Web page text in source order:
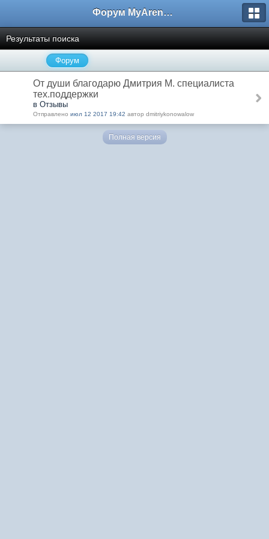
Форум MyArena.ru
Результаты поиска
Форум
От души благодарю Дмитрия М. специалиста
тех.поддержки
в Отзывы
Отправлено июл 12 2017 19:42 автор dmitriykonowalow
Полная версия